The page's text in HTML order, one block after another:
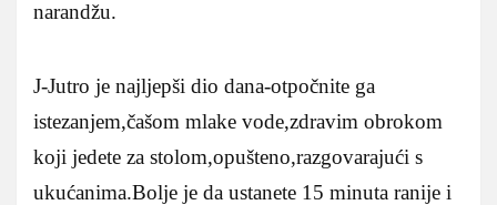
narandžu.
J-Jutro je najljepši dio dana-otpočnite ga
istezanjem,čašom mlake vode,zdravim obrokom
koji jedete za stolom,opušteno,razgovarajući s
ukućanima.Bolje je da ustanete 15 minuta ranije i